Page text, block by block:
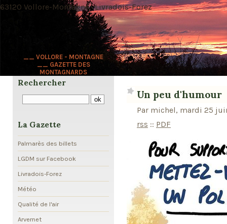
__ VOLLORE - MONTAGNE
__ GAZETTE DES
MONTAGNARDS
63120 Vollore-Montagne · Livradois-Forez
Un peu d'humour
Par michel, mardi 25
rss :: PDF
Rechercher
La Gazette
Palmarès des billets
LGDM sur Facebook
Livradois-Forez
Météo
Qualité de l'air
Arvernet